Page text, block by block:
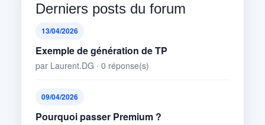
Derniers posts du forum
13/04/2026
Exemple de génération de TP
par Laurent.DG · 0 réponse(s)
09/04/2026
Pourquoi passer Premium ?